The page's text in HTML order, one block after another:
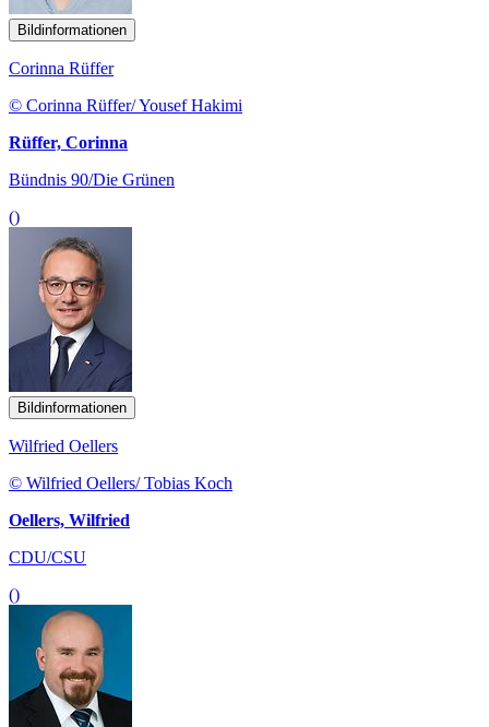
Bildinformationen
Corinna Rüffer
© Corinna Rüffer/ Yousef Hakimi
Rüffer, Corinna
Bündnis 90/Die Grünen
()
Bildinformationen
Wilfried Oellers
© Wilfried Oellers/ Tobias Koch
Oellers, Wilfried
CDU/CSU
()